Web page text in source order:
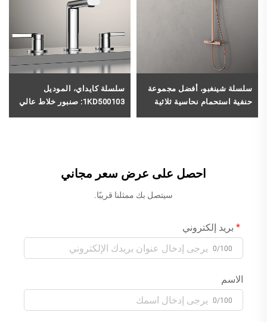
سلسلة شينغبو، أفضل مجموعة
حنفية استحمام نحاسية ثلاثية
سلسلة كايداي، الموديل
1KD500103: صنبور خلاط عالي
احصل على عرض سعر مجاني
سيتصل بك ممثلنا قريبًا.
بريد إلكتروني
0/100
الاسم
0/100